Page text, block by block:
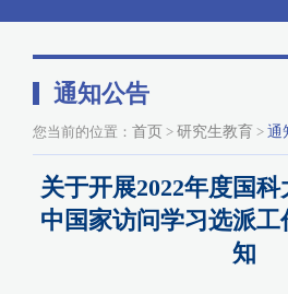
通知公告
您当前的位置： 首页 > 研究生教育 > 通
关于开展2022年度国
中国家访问学习选派
知